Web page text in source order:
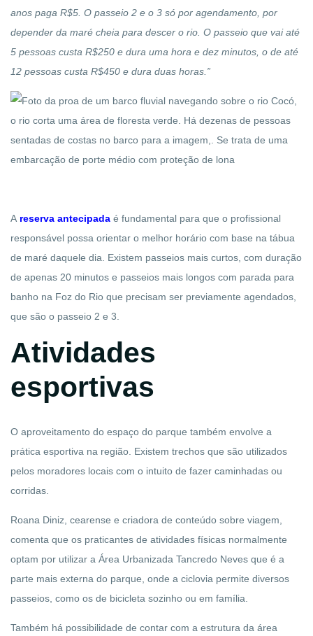
anos paga R$5. O passeio 2 e o 3 só por agendamento, por
depender da maré cheia para descer o rio. O passeio que vai até
5 pessoas custa R$250 e dura uma hora e dez minutos, o de até
12 pessoas custa R$450 e dura duas horas.”
A reserva antecipada é fundamental para que o profissional
responsável possa orientar o melhor horário com base na tábua
de maré daquele dia. Existem passeios mais curtos, com duração
de apenas 20 minutos e passeios mais longos com parada para
banho na Foz do Rio que precisam ser previamente agendados,
que são o passeio 2 e 3.
Atividades
esportivas
O aproveitamento do espaço do parque também envolve a
prática esportiva na região. Existem trechos que são utilizados
pelos moradores locais com o intuito de fazer caminhadas ou
corridas.
Roana Diniz, cearense e criadora de conteúdo sobre viagem,
comenta que os praticantes de atividades físicas normalmente
optam por utilizar a Área Urbanizada Tancredo Neves que é a
parte mais externa do parque, onde a ciclovia permite diversos
passeios, como os de bicicleta sozinho ou em família.
Também há possibilidade de contar com a estrutura da área